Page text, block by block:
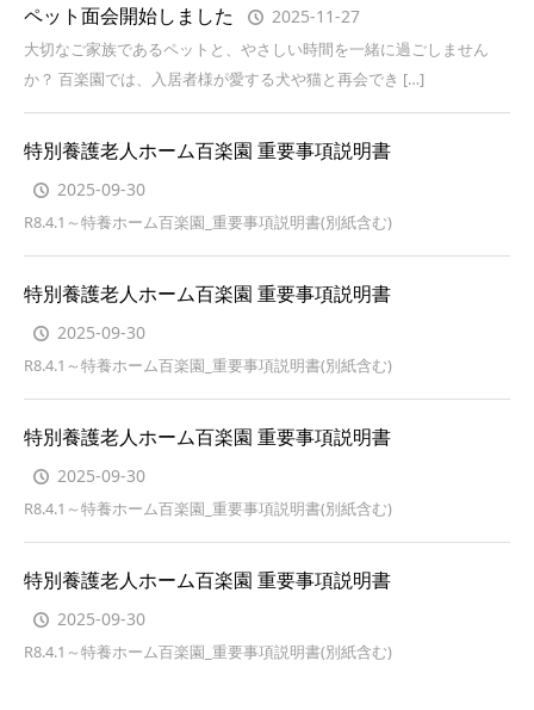
ペット面会開始しました 2025-11-27
大切なご家族であるペットと、やさしい時間を一緒に過ごしません
か？ 百楽園では、入居者様が愛する犬や猫と再会でき […]
特別養護老人ホーム百楽園 重要事項説明書
2025-09-30
R8.4.1～特養ホーム百楽園_重要事項説明書(別紙含む)
特別養護老人ホーム百楽園 重要事項説明書
2025-09-30
R8.4.1～特養ホーム百楽園_重要事項説明書(別紙含む)
特別養護老人ホーム百楽園 重要事項説明書
2025-09-30
R8.4.1～特養ホーム百楽園_重要事項説明書(別紙含む)
特別養護老人ホーム百楽園 重要事項説明書
2025-09-30
R8.4.1～特養ホーム百楽園_重要事項説明書(別紙含む)